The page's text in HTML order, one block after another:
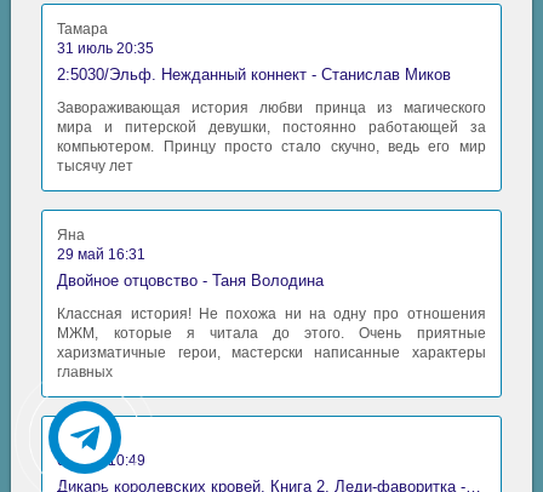
Тамара
31 июль 20:35
2:5030/Эльф. Нежданный коннект - Станислав Миков
Завораживающая история любви принца из магического
мира и питерской девушки, постоянно работающей за
компьютером. Принцу просто стало скучно, ведь его мир
тысячу лет
Яна
29 май 16:31
Двойное отцовство - Таня Володина
Классная история! Не похожа ни на одну про отношения
МЖМ, которые я читала до этого. Очень приятные
харизматичные герои, мастерски написанные характеры
главных
Аида
06 май 10:49
Дикарь королевских кровей. Книга 2. Леди-фаворитка - Анна Сергеевна Гаврилова